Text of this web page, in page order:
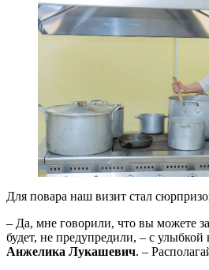
Для повара наш визит стал
– Да, мне говорили, что вы можете
будет, не предупредили, – с улыбкой
Анжелика Лукашевич. –